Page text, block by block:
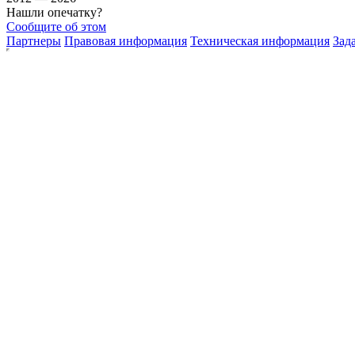
Нашли опечатку?
Сообщите об этом
Партнеры Правовая информация Техническая информация